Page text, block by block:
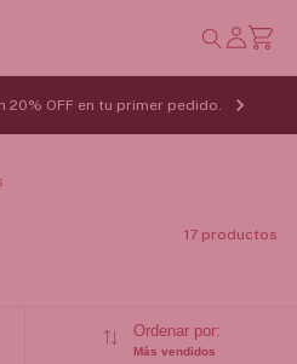
20% OFF en tu primer pedido.
17 productos
Ordenar por:
Más vendidos